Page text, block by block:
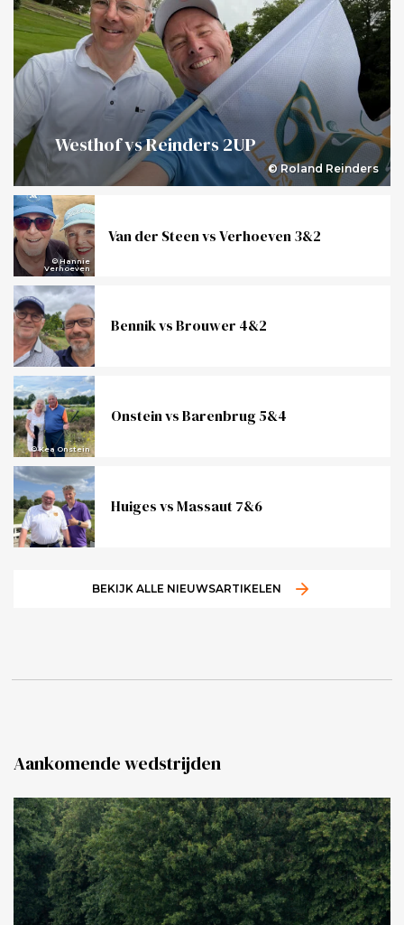
© Roland Reinders
Westhof vs Reinders 2UP
© Hannie
Verhoeven
Van der Steen vs Verhoeven 3&2
Bennik vs Brouwer 4&2
© Kea Onstein
Onstein vs Barenbrug 5&4
Huiges vs Massaut 7&6
BEKIJK ALLE NIEUWSARTIKELEN
Aankomende wedstrijden